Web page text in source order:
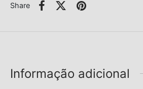
Share
Informação adicional